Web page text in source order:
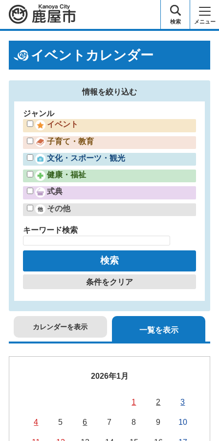
鹿屋市 検索 メニュー
イベントカレンダー
情報を絞り込む
ジャンル
イベント
子育て・教育
文化・スポーツ・観光
健康・福祉
式典
その他
キーワード検索
条件をクリア
カレンダーを表示 一覧を表示
2026年1月
1 2 3
4 5 6 7 8 9 10